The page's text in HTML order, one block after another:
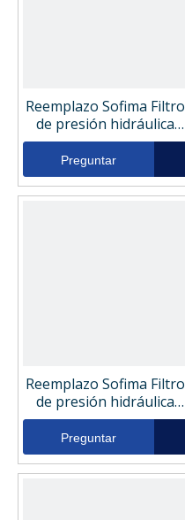
Reemplazo Sofima Filtro
de presión hidráulica
SGO1775FV11
Preguntar
Reemplazo Sofima Filtro
de presión hidráulica
CH152FV11
Preguntar